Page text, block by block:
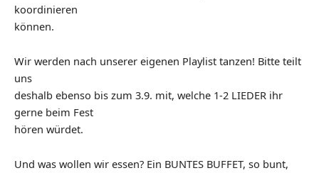
koordinieren
können.
Wir werden nach unserer eigenen Playlist tanzen! Bitte teilt
uns
deshalb ebenso bis zum 3.9. mit, welche 1-2 LIEDER ihr
gerne beim Fest
hören würdet.
Und was wollen wir essen? Ein BUNTES BUFFET, so bunt,